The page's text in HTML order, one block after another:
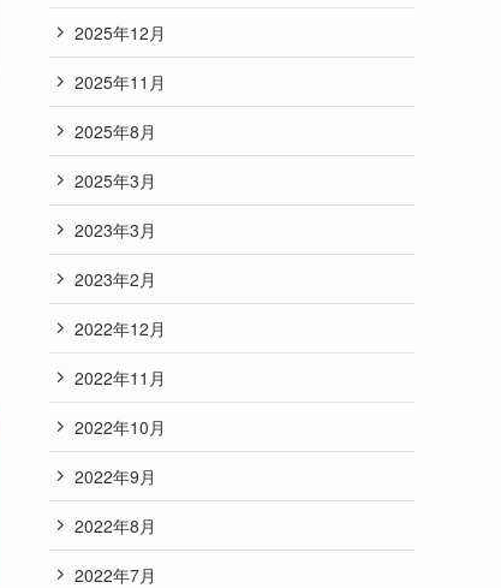
2025年12月
2025年11月
2025年8月
2025年3月
2023年3月
2023年2月
2022年12月
2022年11月
2022年10月
2022年9月
2022年8月
2022年7月